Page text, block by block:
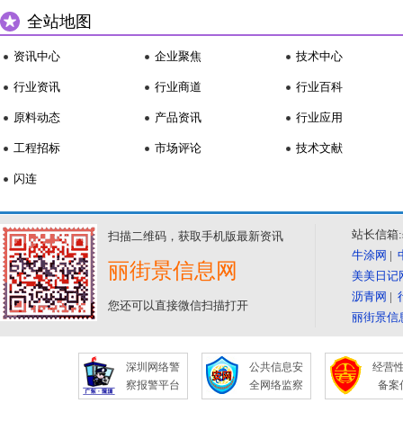
全站地图
资讯中心
行业资讯
原料动态
工程招标
企业聚焦
行业商道
产品资讯
市场评论
技术中心
行业百科
行业应用
技术文献
闪连
扫描二维码，获取手机版最新资讯
丽街景信息网
您还可以直接微信扫描打开
站长信箱
牛涂网 |
美美日记
沥青网 |
丽街景信
深圳网络警
察报警平台
公共信息安
全网络监察
经营
备案